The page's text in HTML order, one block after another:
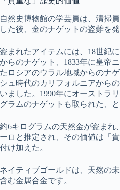
自然史博物館の学芸員は、清掃
した後、金のナゲットの盗難を発
盗まれたアイテムには、18世紀
からのナゲット、1833年に皇帝
たロシアのウラル地域からのナ
シュ時代のカリフォルニアから
いました。1990年にオーストラ
グラムのナゲットも取られた、と
約6キログラムの天然金が盗まれ
ーロと推定され、その価値は「
付け加えた。
ネイティブゴールドは、天然の
含む金属合金です。